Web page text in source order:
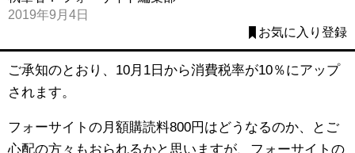
2019年9月4日
お気に入り登録
ご承知のとおり、10月1日から消費税率が10％にアップ
されます。
フォーサイトの月額購読料800円はどうなるのか、とご
心配の方々もおられるかと思いますが、フォーサイトの